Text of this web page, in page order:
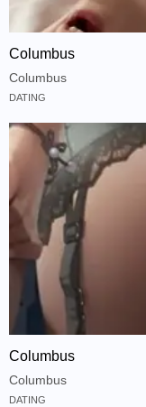
Columbus
Columbus
DATING
Columbus
Columbus
DATING